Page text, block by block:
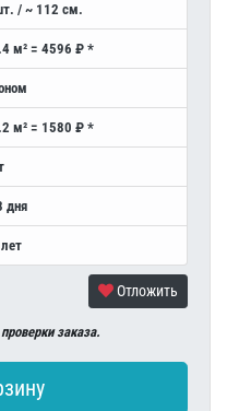
/ ~ 112 см.
м² = 4596 ₽ *
м² = 1580 ₽ *
дня
Отложить
заказа.